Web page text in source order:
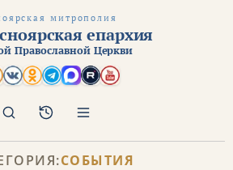
митрополия
епархия
Православной Церкви
Архив
Поиск
СОБЫТИЯ